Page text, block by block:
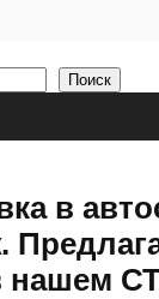
Поиск
в
нашем